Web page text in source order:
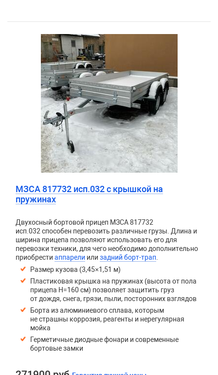
МЗСА 817732 исп.032 с крышкой на
пружинах
Двухосный бортовой прицеп МЗСА 817732
исп.032 способен перевозить различные грузы. Длина и
ширина прицепа позволяют использовать его для
перевозки техники, для чего необходимо дополнительно
приобрести аппарели или задний борт-трап
Размер кузова (3,45×1,51 м)
Пластиковая крышка на пружинах (высота от пола
прицепа H=160 см) позволяет защитить груз
от дождя, снега, грязи, пыли, посторонних взглядов
Борта из алюминиевого сплава, которым
не страшны коррозия, реагенты и нерегулярная
мойка
Герметичные диодные фонари и современные
бортовые замки